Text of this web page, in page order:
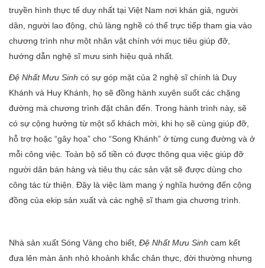
truyền hình thực tế duy nhất tại Việt Nam nơi khán giả, người
dân, người lao động, chủ làng nghề có thể trực tiếp tham gia vào
chương trình như một nhân vật chính với mục tiêu giúp đỡ,
hướng dẫn nghệ sĩ mưu sinh hiệu quả nhất.
Đệ Nhất Mưu Sinh có sự góp mặt của 2 nghệ sĩ chính là Duy
Khánh và Huy Khánh, họ sẽ đồng hành xuyên suốt các chặng
đường mà chương trình đặt chân đến. Trong hành trình này, sẽ
có sự cộng hưởng từ một số khách mời, khi họ sẽ cùng giúp đỡ,
hỗ trợ hoặc “gây họa” cho “Song Khánh” ở từng cung đường và ở
mỗi công việc. Toàn bộ số tiền có được thông qua việc giúp đỡ
người dân bán hàng và tiêu thụ các sản vật sẽ được dùng cho
công tác từ thiện. Đây là việc làm mang ý nghĩa hướng đến cộng
đồng của ekip sản xuất và các nghệ sĩ tham gia chương trình.
Nhà sản xuất Sóng Vàng cho biết, Đệ Nhất Mưu Sinh cam kết
đưa lên màn ảnh nhỏ khoảnh khắc chân thực, đời thường nhưng